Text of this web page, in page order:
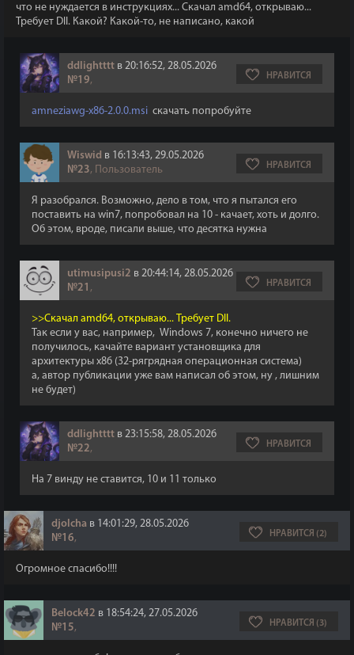
что не нуждается в инструкциях... Скачал amd64, открываю...
Требует Dll. Какой? Какой-то, не написано, какой
ddlightttt в 20:16:52, 28.05.2026
№19, НРАВИТСЯ
amneziawg-x86-2.0.0.msi скачать попробуйте
Wiswid в 16:13:43, 29.05.2026
№23, Пользователь НРАВИТСЯ
Я разобрался. Возможно, дело в том, что я пытался его
поставить на win7, попробовал на 10 - качает, хоть и долго.
Об этом, вроде, писали выше, что десятка нужна
utimusipusi2 в 20:44:14, 28.05.2026
№21 , НРАВИТСЯ
>>Скачал amd64, открываю... Требует Dll.
Так если у вас, например, Windows 7, конeчно ничего не
получилось, качайте вариант установщика для
архитектуры x86 (32-рягрядная операционная система)
а, автор публикации уже вам написал об этом, ну , лишним
не будет)
ddlightttt в 23:15:58, 28.05.2026
№22, НРАВИТСЯ
На 7 винду не ставится, 10 и 11 только
djolcha в 14:01:29, 28.05.2026
№16, НРАВИТСЯ (2)
Огромное спасибо!!!!
Belock42 в 18:54:24, 27.05.2026
№15, НРАВИТСЯ (3)